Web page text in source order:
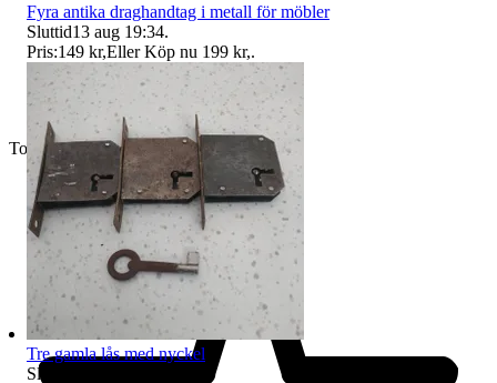
Toppsäljare
Fyra antika draghandtag i metall för möbler
Sluttid13 aug 19:34.
Pris:149 kr,Eller Köp nu 199 kr,.
Tre gamla lås med nyckel
Sluttid